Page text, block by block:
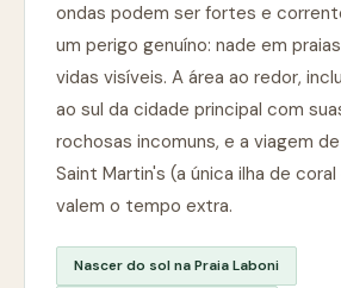
ondas podem ser fortes e
um perigo genuíno: nade em
vidas visíveis. A área ao redor,
ao sul da cidade principal com
rochosas incomuns, e a viagem de
Saint Martin's (a única ilha de coral
valem o tempo extra.
Nascer do sol na Praia Laboni